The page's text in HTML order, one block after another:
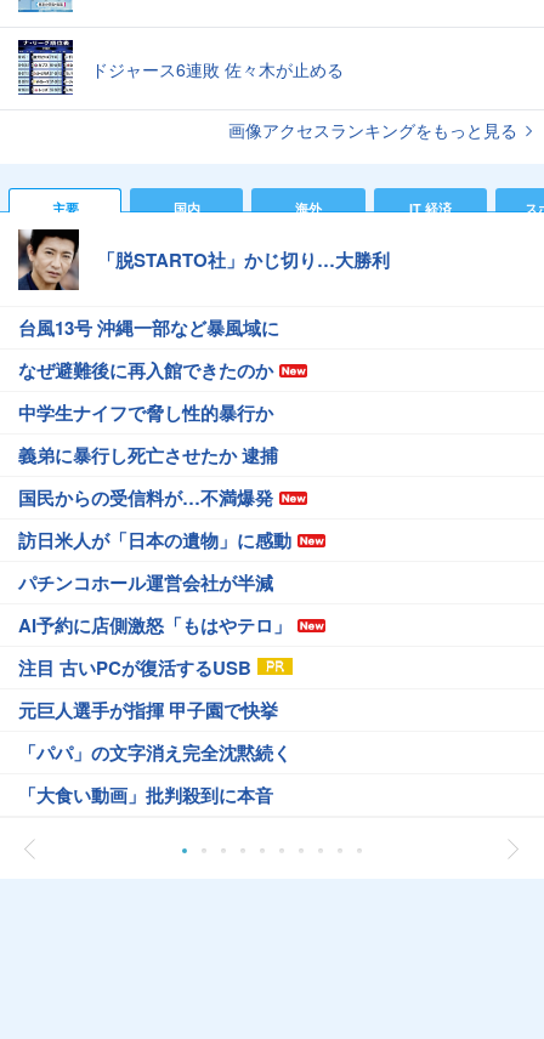
ドジャース6連敗 佐々木が止める
画像アクセスランキングをもっと見る
主要 国内 海外 IT 経済 ス
「脱STARTO社」かじ切り…大勝利
台風13号 沖縄一部など暴風域に
なぜ避難後に再入館できたのか
中学生ナイフで脅し性的暴行か
義弟に暴行し死亡させたか 逮捕
国民からの受信料が…不満爆発
訪日米人が「日本の遺物」に感動
パチンコホール運営会社が半減
AI予約に店側激怒「もはやテロ」
注目 古いPCが復活するUSB
元巨人選手が指揮 甲子園で快挙
「パパ」の文字消え完全沈黙続く
「大食い動画」批判殺到に本音